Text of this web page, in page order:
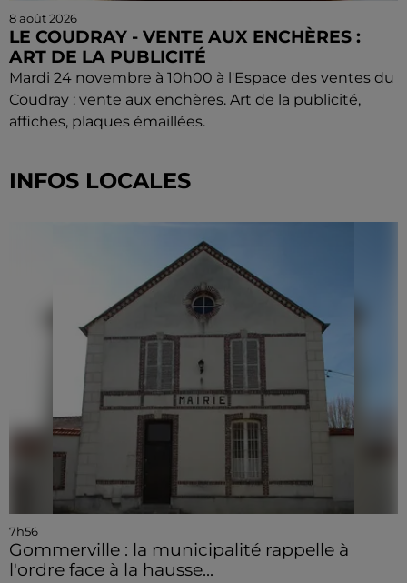
8 août 2026
LE COUDRAY - VENTE AUX ENCHÈRES :
ART DE LA PUBLICITÉ
Mardi 24 novembre à 10h00 à l'Espace des ventes du
Coudray : vente aux enchères. Art de la publicité,
affiches, plaques émaillées.
INFOS LOCALES
7h56
Gommerville : la municipalité rappelle à
l'ordre face à la hausse...